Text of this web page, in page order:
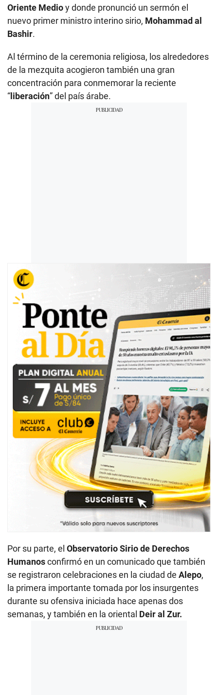
Oriente Medioy donde pronunció un sermón el
nuevo primer ministro interino sirio, Mohammad al
Bashir.
Al término de la ceremonia religiosa, los alrededores
de la mezquita acogieron también una gran
concentración para conmemorar la reciente
“ liberación” del país árabe.
Por su parte, el Observatorio Sirio de Derechos
Humanosconfirmó en un comunicado que también
se registraron celebraciones en la ciudad de Alepo,
la primera importante tomada por los insurgentes
durante su ofensiva iniciada hace apenas dos
semanas, y también en la oriental Deir al Zur.